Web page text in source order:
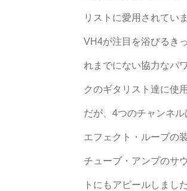
リストに愛用されていま
VH4が注目を浴びるき
れまでにない協力なパ
クのギタリスト達に使
だが、4つのチャンネ
エフェクト・ループの
チューブ・アンプのサ
トにもアピールしました